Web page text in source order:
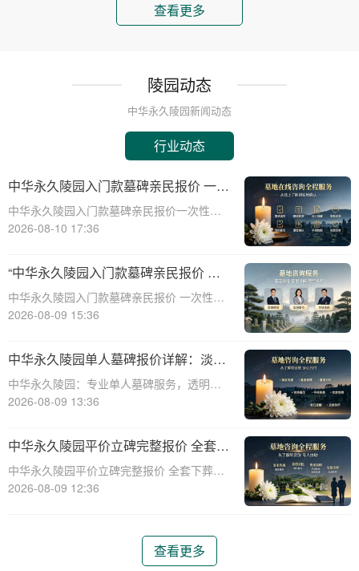
查看更多
陵园动态
中华永久陵园新闻动态
行业动态
中华永久陵园入门款墓碑亲民报价 一次
性付清享折上折活动详解
中华永久陵园入门款墓碑亲民报价一次性付
清享折上折活动详解☎ 中华永久陵园电
受公众信赖的陵园品牌，一直致力于为家属
提供高品质、高性价比的殡葬服务。近
2026-08-10 17:36
“中华永久陵园入门款墓碑亲民报价 一
次性付清享折上折：超值安葬方案深度
解析”
中华永久陵园入门款墓碑亲民报价 一次性付
清享折上折：超值安葬方案深度解析☎ 中华
中，我们总会面临生离死别的时刻。当亲人
离世，选择一个合适的安葬地点，
2026-08-09 15:36
中华永久陵园单人墓碑报价详解：淡季
下单享数千元优惠
中华永久陵园：专业单人墓碑服务，透明报
价与淡季优惠助力您选择理想安息之地☎ 中
园，作为业界领先的陵园服务提供商，深知
每一座墓碑背后承载的深情与敬意。
2026-08-09 13:36
中华永久陵园平价立碑完整报价 全套下
葬流程打包降价详解
中华永久陵园平价立碑完整报价 全套下葬流
程打包降价详解☎ 中华永久陵园电话:400-
下的是无尽的思念和缅怀。而中华
2026-08-09 12:36
查看更多